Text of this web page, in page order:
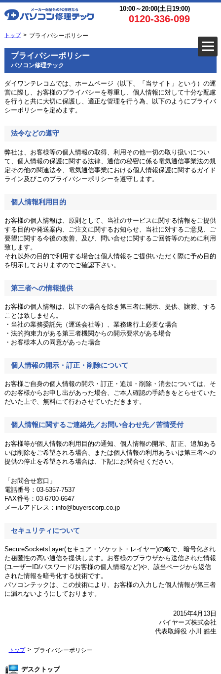
10:00～20:00(土日19:00)
0120-336-099
トップ プライバシーポリシー
プライバシーポリシー
パソコン修理テック
ダイワンテレコムでは、ホームページ（以下、「当サイト」という）の運
営に際し、お客様のプライバシーを尊重し、個人情報に対して十分な配慮
を行うと共に大切に保護し、適正な管理を行う為、以下のようにプライバ
シーポリシーを定めます。
法令などの遵守
弊社は、お客様等の個人情報の取得、利用その他一切の取り扱いについ
て、個人情報の保護に関する法律、通信の秘密に係る電気通信事業法の規
定その他の関連法令、電気通信事業における個人情報保護に関するガイド
ライン及びこのプライバシーポリシーを遵守します。
個人情報利用目的
お客様の個人情報は、原則として、当社のサービスに関する情報をご提供
する目的や発送案内、ご注文に関するお知らせ、当社に対するご意見、ご
要望に関する今後の改善、及び、問い合せに関するご回答等のために利用
致します。
それ以外の目的で利用する場合は個人情報をご提供いただく際に予め目的
を明示しておりますのでご確認下さい。
第三者への情報提供
お客様の個人情報は、以下の場合を除き第三者に開示、提供、譲渡、する
ことは致しません。
・当社の業務委託先（運送会社等）、業務遂行上必要な場合
・法的拘束力がある第三者機関からの開示要求がある場合
・お客様本人の同意があった場合
個人情報の開示・訂正・削除について
お客様ご自身の個人情報の開示・訂正・追加・削除・消去については、そ
のお客様からお申し出があった場合、ご本人確認の手続きをとらせていた
だいた上で、無料にて行わさせていただきます。
個人情報に関するご連絡先／お問い合わせ先／苦情受付
お客様等が個人情報の利用目的の通知、個人情報の開示、訂正、追加ある
いは削除をご希望される場合、または個人情報の利用あるいは第三者への
提供の停止を希望される場合は、下記にお問合せください。
「お問合せ窓口」
電話番号：03-5357-7537
FAX番号：03-6700-6647
メールアドレス：info@buyerscorp.co.jp
セキュリティについて
SecureSocketsLayer(セキュア・ソケット・レイヤー)の略で、暗号化され
た秘匿性の高い通信を提供します。お客様のブラウザから送信された情報
(ユーザーID/パスワード/お客様の個人情報など)や、該当ページから返信
された情報を暗号化する技術です。
パソコンテックは、この技術により、お客様の入力した個人情報が第三者
に漏れないようにしております。
2015年4月13日
バイヤーズ株式会社
代表取締役 小川 皓生
トップ プライバシーポリシー
デスクトップ